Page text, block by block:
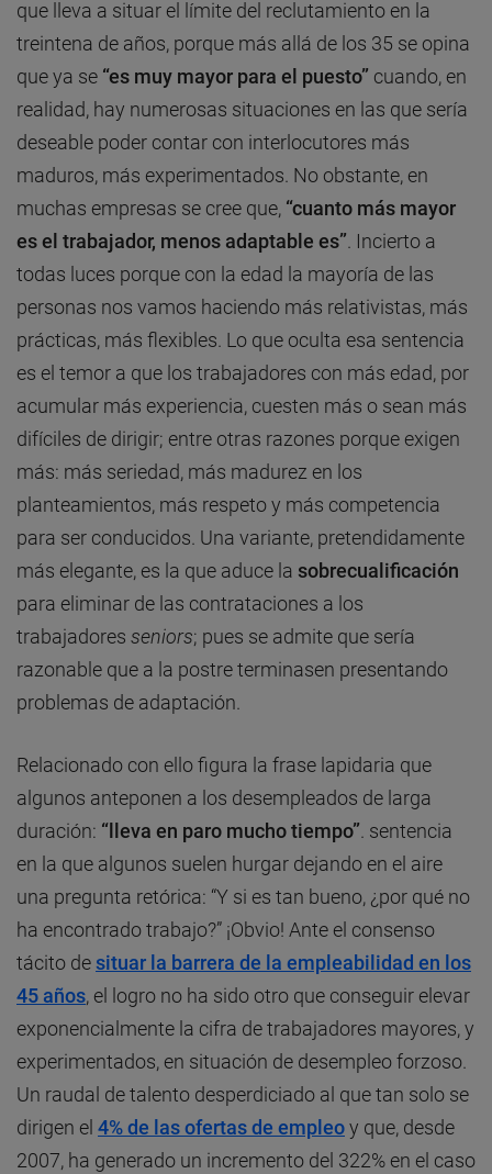
que lleva a situar el límite del reclutamiento en la
treintena de años, porque más allá de los 35 se opina
que ya se “es muy mayor para el puesto” cuando, en
realidad, hay numerosas situaciones en las que sería
deseable poder contar con interlocutores más
maduros, más experimentados. No obstante, en
muchas empresas se cree que, “cuanto más mayor
es el trabajador, menos adaptable es”. Incierto a
todas luces porque con la edad la mayoría de las
personas nos vamos haciendo más relativistas, más
prácticas, más flexibles. Lo que oculta esa sentencia
es el temor a que los trabajadores con más edad, por
acumular más experiencia, cuesten más o sean más
difíciles de dirigir; entre otras razones porque exigen
más: más seriedad, más madurez en los
planteamientos, más respeto y más competencia
para ser conducidos. Una variante, pretendidamente
más elegante, es la que aduce la sobrecualificación
para eliminar de las contrataciones a los
trabajadores seniors; pues se admite que sería
razonable que a la postre terminasen presentando
problemas de adaptación.
Relacionado con ello figura la frase lapidaria que
algunos anteponen a los desempleados de larga
duración: “lleva en paro mucho tiempo”. sentencia
en la que algunos suelen hurgar dejando en el aire
una pregunta retórica: “Y si es tan bueno, ¿por qué no
ha encontrado trabajo?” ¡Obvio! Ante el consenso
tácito desituar la barrera de la empleabilidad en los
45 años, el logro no ha sido otro que conseguir elevar
exponencialmente la cifra de trabajadores mayores, y
experimentados, en situación de desempleo forzoso.
Un raudal de talento desperdiciado al que tan solo se
dirigen el 4% de las ofertas de empleoy que, desde
2007, ha generado un incremento del 322% en el caso